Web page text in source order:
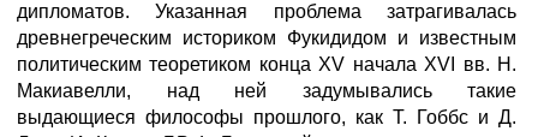
дипломатов. Указанная проблема затрагивалась
древнегреческим историком Фукидидом и известным
политическим теоретиком конца XV начала XVI вв. Н.
Макиавелли, над ней задумывались такие
выдающиеся философы прошлого, как Т. Гоббс и Д.